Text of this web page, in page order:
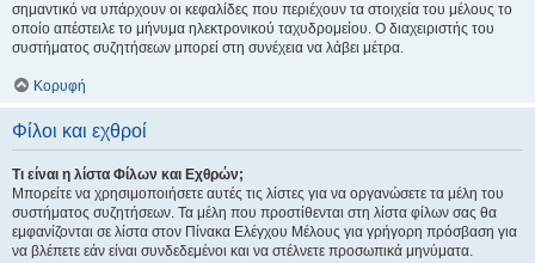
σημαντικό να υπάρχουν οι κεφαλίδες που περιέχουν τα στοιχεία του μέλους το
οποίο απέστειλε το μήνυμα ηλεκτρονικού ταχυδρομείου. Ο διαχειριστής του
συστήματος συζητήσεων μπορεί στη συνέχεια να λάβει μέτρα.
Κορυφή
Φίλοι και εχθροί
Τι είναι η λίστα Φίλων και Εχθρών;
Μπορείτε να χρησιμοποιήσετε αυτές τις λίστες για να οργανώσετε τα μέλη του
συστήματος συζητήσεων. Τα μέλη που προστίθενται στη λίστα φίλων σας θα
εμφανίζονται σε λίστα στον Πίνακα Ελέγχου Μέλους για γρήγορη πρόσβαση για
να βλέπετε εάν είναι συνδεδεμένοι και να στέλνετε προσωπικά μηνύματα.